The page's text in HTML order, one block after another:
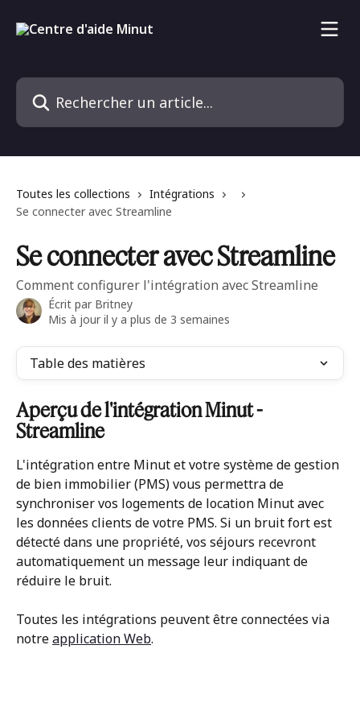
Rechercher un article...
Toutes les collections
Intégrations
Se connecter avec Streamline
Se connecter avec Streamline
Comment configurer l'intégration avec Streamline
Écrit par Britney
Mis à jour il y a plus de 3 semaines
Table des matières
Aperçu de l'intégration Minut -
Streamline
L'intégration entre Minut et votre système de gestion
de bien immobilier (PMS) vous permettra de
synchroniser vos logements de location Minut avec
les données clients de votre PMS. Si un bruit fort est
détecté dans une propriété, vos séjours recevront
automatiquement un message leur indiquant de
réduire le bruit.
Toutes les intégrations peuvent être connectées via
notre application Web.